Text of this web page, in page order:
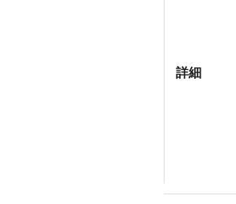
詳細